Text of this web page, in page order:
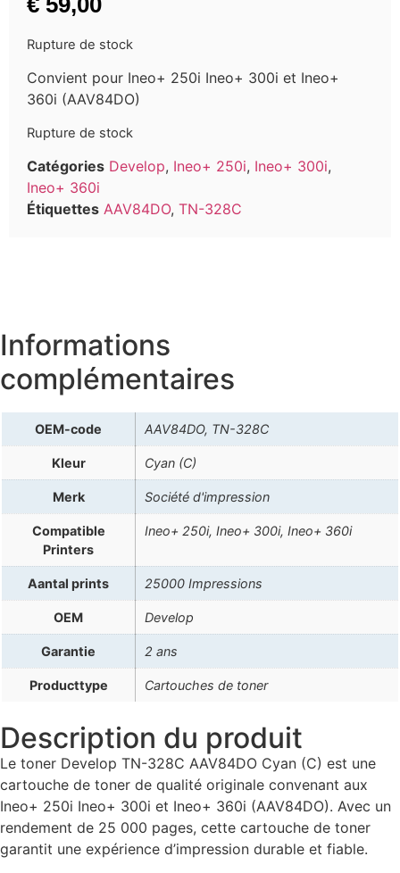
Rupture de stock
Convient pour Ineo+ 250i Ineo+ 300i et Ineo+
360i (AAV84DO)
Rupture de stock
Catégories Develop, Ineo+ 250i, Ineo+ 300i,
Ineo+ 360i
Étiquettes AAV84DO, TN-328C
Informations
complémentaires
OEM-code AAV84DO, TN-328C
Kleur Cyan (C)
Merk Société d'impression
Compatible
Printers
Ineo+ 250i, Ineo+ 300i, Ineo+ 360i
Aantal prints 25000 Impressions
OEM Develop
Garantie 2 ans
Producttype Cartouches de toner
Description du produit
Le toner Develop TN-328C AAV84DO Cyan (C) est une
cartouche de toner de qualité originale convenant aux
Ineo+ 250i Ineo+ 300i et Ineo+ 360i (AAV84DO). Avec un
rendement de 25 000 pages, cette cartouche de toner
garantit une expérience d’impression durable et fiable.